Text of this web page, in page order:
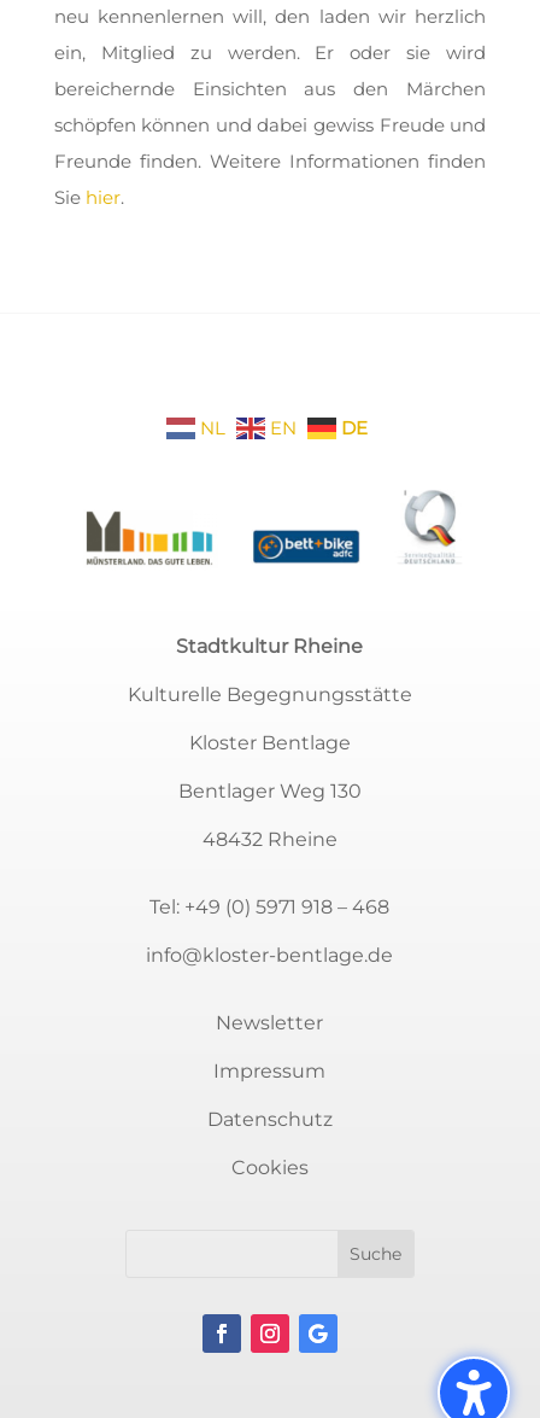
neu kennenlernen will, den laden wir herzlich
ein, Mitglied zu werden. Er oder sie wird
bereichernde Einsichten aus den Märchen
schöpfen können und dabei gewiss Freude und
Freunde finden. Weitere Informationen finden
Sie hier.
NL EN DE
Stadtkultur Rheine
Kulturelle Begegnungsstätte
Kloster Bentlage
Bentlager Weg 130
48432 Rheine
Tel: +49 (0) 5971 918 – 468
info@kloster-bentlage.de
Newsletter
Impressum
Datenschutz
Cookies
Sie möchten auf dem Laufenden bleiben?
melden Sie sich für unseren Newsletter an.